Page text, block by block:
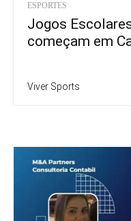
ESPORTES
Jogos
começam em
Viver Sports